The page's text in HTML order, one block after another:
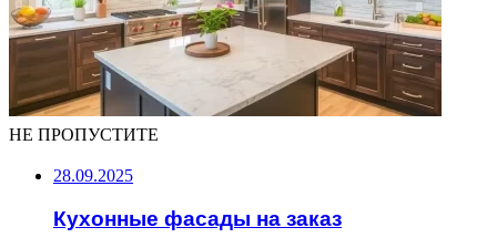
НЕ ПРОПУСТИТЕ
28.09.2025
Кухонные фасады на заказ